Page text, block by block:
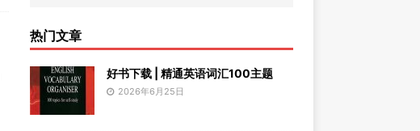
热门文章
好书下载 | 精通英语词汇100主题
2026年6月25日